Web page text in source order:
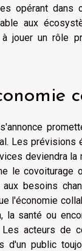
opérant dans
aux
jouer un rôle
s'annonce
Les
deviendra la
le covoiturage
besoins
l'économie
la santé ou
acteurs de
d'un public